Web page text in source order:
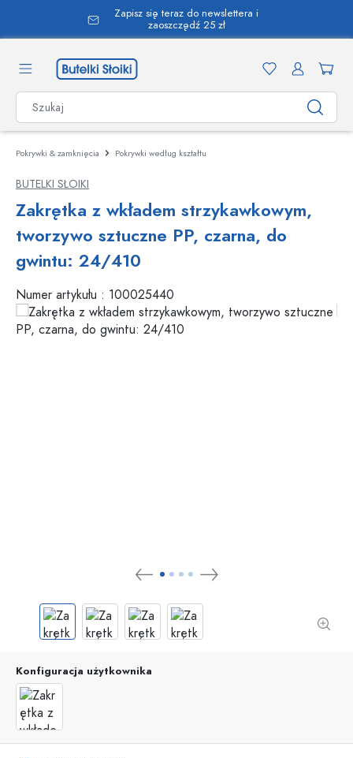
zawartości
Zapisz się teraz do newslettera i
zaoszczędź 25 zł
Pokrywki & zamknięcia Pokrywki według kształtu
BUTELKI SŁOIKI
Zakrętka z wkładem strzykawkowym,
tworzywo sztuczne PP, czarna, do
gwintu: 24/410
Numer artykułu : 100025440
Konfiguracja użytkownika